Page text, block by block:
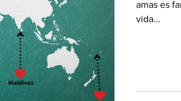
amas es
vida...